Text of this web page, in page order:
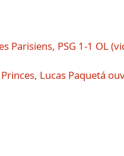
Parisiens, PSG 1-1 OL
Lucas Paquetá